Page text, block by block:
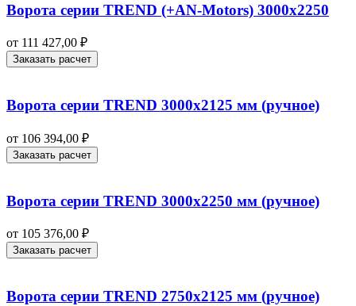
Ворота серии TREND (+AN‑Motors) 3000х2250
от 111 427,00 ₽
Заказать расчет
Ворота серии TREND 3000х2125 мм (ручное)
от 106 394,00 ₽
Заказать расчет
Ворота серии TREND 3000х2250 мм (ручное)
от 105 376,00 ₽
Заказать расчет
Ворота серии TREND 2750х2125 мм (ручное)